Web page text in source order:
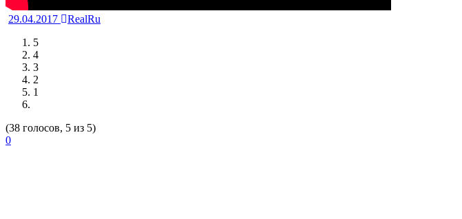
29.04.2017
RealRu
5
4
3
2
1
(38 голосов, 5 из 5)
0